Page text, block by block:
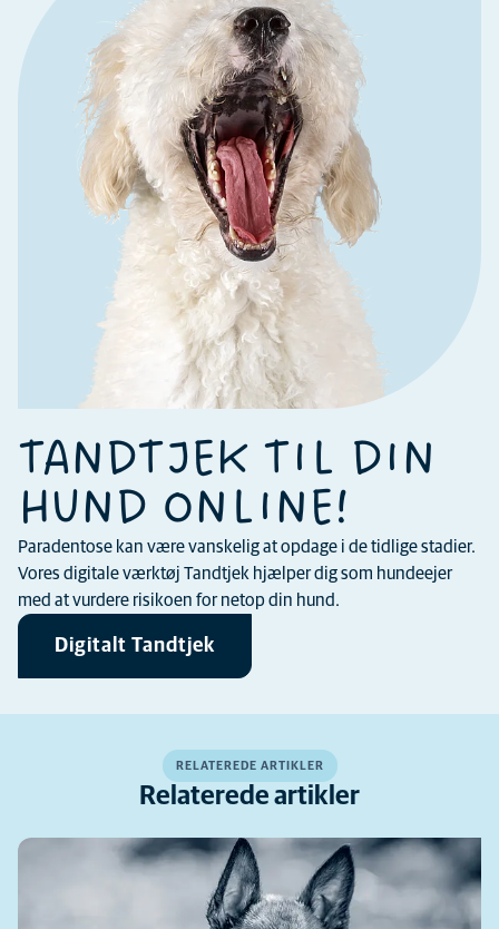
TANDTJEK TIL DIN
HUND ONLINE!
Paradentose kan være vanskelig at opdage i de tidlige stadier.
Vores digitale værktøj Tandtjek hjælper dig som hundeejer
med at vurdere risikoen for netop din hund.
Digitalt Tandtjek
RELATEREDE ARTIKLER
Relaterede artikler